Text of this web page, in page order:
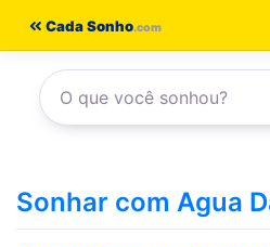
conteúdo
Cada Sonho
Sonhar com Agua